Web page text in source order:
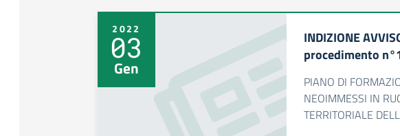
2022
03
Gen
INDIZIONE
procedimento
PIANO DI
NEOIMMESSI IN
TERRITORIALE